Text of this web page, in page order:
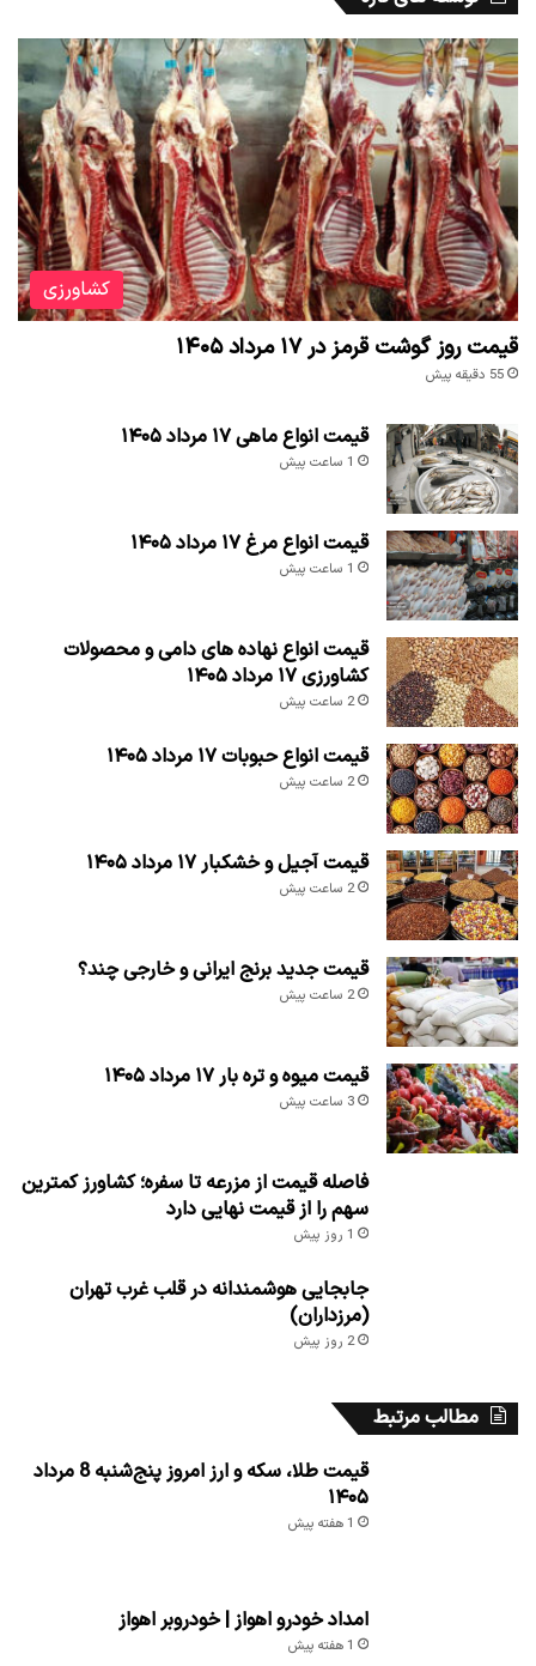
کشاورزی
قیمت روز گوشت قرمز در ۱۷ مرداد ۱۴۰۵
55 دقیقه پیش
قیمت انواع ماهی ۱۷ مرداد ۱۴۰۵
1 ساعت پیش
قیمت انواع مرغ ۱۷ مرداد ۱۴۰۵
1 ساعت پیش
قیمت انواع نهاده های دامی و محصولات
کشاورزی ۱۷ مرداد ۱۴۰۵
2 ساعت پیش
قیمت انواع حبوبات ۱۷ مرداد ۱۴۰۵
2 ساعت پیش
قیمت آجیل و خشکبار ۱۷ مرداد ۱۴۰۵
2 ساعت پیش
قیمت جدید برنج ایرانی و خارجی چند؟
2 ساعت پیش
قیمت میوه و تره بار ۱۷ مرداد ۱۴۰۵
3 ساعت پیش
فاصله قیمت از مزرعه تا سفره؛ کشاورز کمترین
سهم را از قیمت نهایی دارد
1 روز پیش
جابجایی هوشمندانه در قلب غرب تهران
(مرزداران)
2 روز پیش
مطالب مرتبط
قیمت طلا، سکه و ارز امروز پنج‌شنبه 8 مرداد
۱۴۰۵
1 هفته پیش
امداد خودرو اهواز | خودروبر اهواز
1 هفته پیش